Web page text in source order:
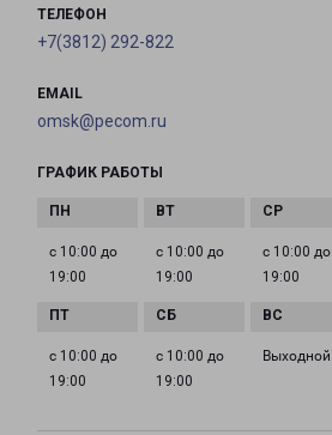
ТЕЛЕФОН
+7(3812) 292-822
EMAIL
omsk@pecom.ru
ГРАФИК РАБОТЫ
с 10:00 до
19:00
с 10:00 до
19:00
с 10:00 до
19:00
с 10:00 до
19:00
с 10:00 до
19:00
Выходной